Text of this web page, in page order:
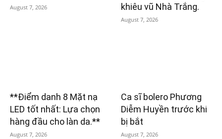
August 7, 2026
khiêu vũ Nhà Trắng.
August 7, 2026
**Điểm danh 8 Mặt nạ
LED tốt nhất: Lựa chọn
hàng đầu cho làn da.**
August 7, 2026
Ca sĩ bolero Phương
Diễm Huyền trước khi
bị bắt
August 7, 2026